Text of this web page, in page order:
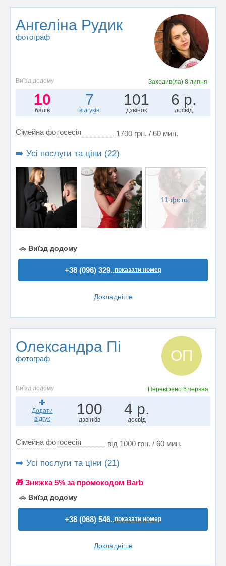
Ангеліна Рудик
фотограф
Виїзд додому Заходив(ла)8 липня
10
балів
7
відгуків
101
дзвінок
6 р.
досвід
Сімейна фотосесія 1700 грн. / 60 мин.
➡️ Усі послуги та ціни (22)
11 фото
🚗 Виїзд додому
+38 (096) 329..показати номер
Докладніше
Олександра Пі
фотограф ОП
Виїзд додому Перевірено 6 червня
Додати
відгук
100
дзвінків
4 р.
досвід
Сімейна фотосесія від 1000 грн. / 60 мин.
➡️ Усі послуги та ціни (21)
🎁 Знижка 5% за промокодом Barb
🚗 Виїзд додому
+38 (068) 546..показати номер
Докладніше